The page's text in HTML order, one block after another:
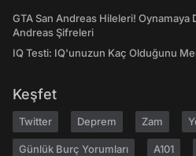
GTA San Andreas Hileleri! Oynamaya
Andreas Şifreleri
IQ Testi: IQ'unuzun Kaç Olduğunu
Keşfet
Twitter Deprem Zam
Günlük Burç Yorumları A101